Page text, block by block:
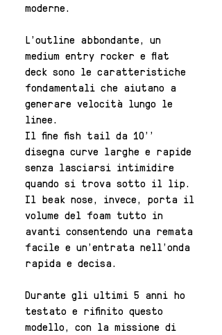
moderne.
L'outline abbondante, un
medium entry rocker e flat
deck sono le caratteristiche
fondamentali che aiutano a
generare velocità lungo le
linee.
Il fine fish tail da 10''
disegna curve larghe e rapide
senza lasciarsi intimidire
quando si trova sotto il lip.
Il beak nose, invece, porta il
volume del foam tutto in
avanti consentendo una remata
facile e un'entrata nell'onda
rapida e decisa.
Durante gli ultimi 5 anni ho
testato e rifinito questo
modello, con la missione di